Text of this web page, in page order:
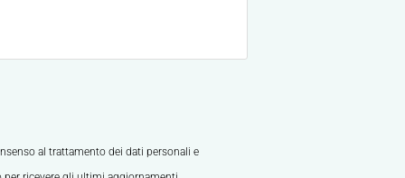
al trattamento dei dati personali e